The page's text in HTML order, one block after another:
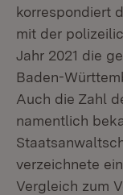
korrespondiert
mit der
Jahr 2021 die
Baden-
Auch die Zahl
namentlich
verzeichnete
Vergleich zum